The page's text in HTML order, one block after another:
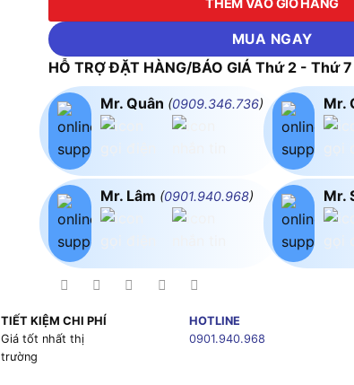
THÊM VÀO GIỎ HÀNG
MUA NGAY
HỖ TRỢ ĐẶT HÀNG/BÁO GIÁ Thứ 2 - Thứ
Mr. Quân (0909.346.736)
Mr. Lâm (0901.940.968)
Mr.
Mr.
TIẾT KIỆM CHI PHÍ
Giá tốt nhất thị
trường
HOTLINE
0901.940.968